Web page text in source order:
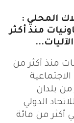
المحلي :
منذ أكثر
منذ أكثر من
من بلدان
الدولي
أكثر من مائة